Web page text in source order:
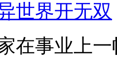
世界开无双
在事业上